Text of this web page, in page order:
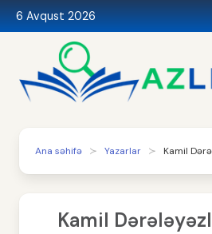
6 Avqust 2026
Ana səhifə Yazarlar Kamil
Kamil